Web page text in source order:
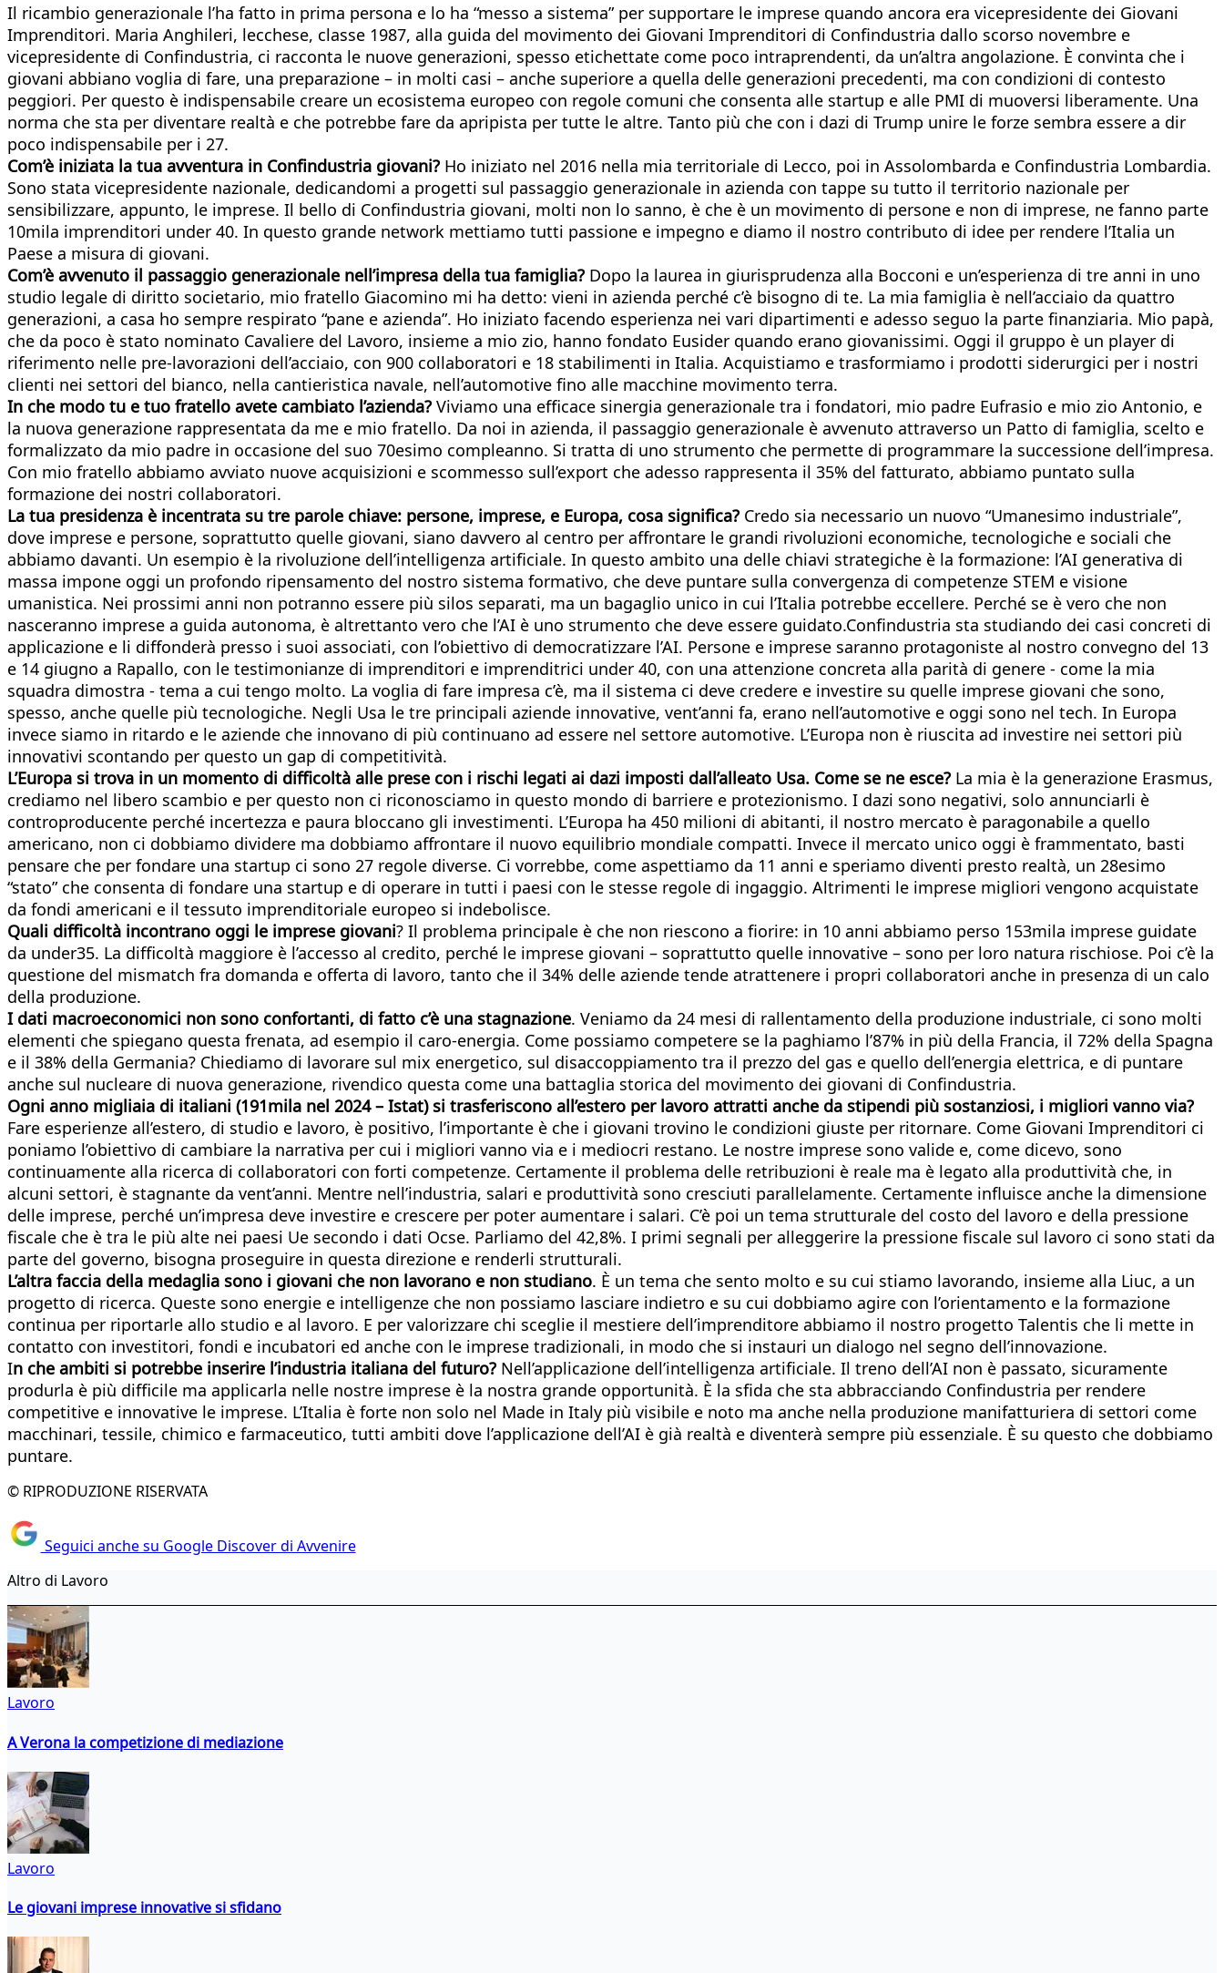
Il ricambio generazionale l’ha fatto in prima persona e lo ha “messo a sistema” per supportare le imprese quando ancora era vicepresidente dei Giovani
Imprenditori. Maria Anghileri, lecchese, classe 1987, alla guida del movimento dei Giovani Imprenditori di Confindustria dallo scorso novembre e
vicepresidente di Confindustria, ci racconta le nuove generazioni, spesso etichettate come poco intraprendenti, da un’altra angolazione. È convinta che i
giovani abbiano voglia di fare, una preparazione – in molti casi – anche superiore a quella delle generazioni precedenti, ma con condizioni di contesto
peggiori. Per questo è indispensabile creare un ecosistema europeo con regole comuni che consenta alle startup e alle PMI di muoversi liberamente. Una
norma che sta per diventare realtà e che potrebbe fare da apripista per tutte le altre. Tanto più che con i dazi di Trump unire le forze sembra essere a dir
poco indispensabile per i 27.
Com’è iniziata la tua avventura in Confindustria giovani? Ho iniziato nel 2016 nella mia territoriale di Lecco, poi in Assolombarda e Confindustria Lombardia.
Sono stata vicepresidente nazionale, dedicandomi a progetti sul passaggio generazionale in azienda con tappe su tutto il territorio nazionale per
sensibilizzare, appunto, le imprese. Il bello di Confindustria giovani, molti non lo sanno, è che è un movimento di persone e non di imprese, ne fanno parte
10mila imprenditori under 40. In questo grande network mettiamo tutti passione e impegno e diamo il nostro contributo di idee per rendere l’Italia un
Paese a misura di giovani.
Com’è avvenuto il passaggio generazionale nell’impresa della tua famiglia? Dopo la laurea in giurisprudenza alla Bocconi e un’esperienza di tre anni in uno
studio legale di diritto societario, mio fratello Giacomino mi ha detto: vieni in azienda perché c’è bisogno di te. La mia famiglia è nell’acciaio da quattro
generazioni, a casa ho sempre respirato “pane e azienda”. Ho iniziato facendo esperienza nei vari dipartimenti e adesso seguo la parte finanziaria. Mio papà,
che da poco è stato nominato Cavaliere del Lavoro, insieme a mio zio, hanno fondato Eusider quando erano giovanissimi. Oggi il gruppo è un player di
riferimento nelle pre-lavorazioni dell’acciaio, con 900 collaboratori e 18 stabilimenti in Italia. Acquistiamo e trasformiamo i prodotti siderurgici per i nostri
clienti nei settori del bianco, nella cantieristica navale, nell’automotive fino alle macchine movimento terra.
In che modo tu e tuo fratello avete cambiato l’azienda? Viviamo una efficace sinergia generazionale tra i fondatori, mio padre Eufrasio e mio zio Antonio, e
la nuova generazione rappresentata da me e mio fratello. Da noi in azienda, il passaggio generazionale è avvenuto attraverso un Patto di famiglia, scelto e
formalizzato da mio padre in occasione del suo 70esimo compleanno. Si tratta di uno strumento che permette di programmare la successione dell’impresa.
Con mio fratello abbiamo avviato nuove acquisizioni e scommesso sull’export che adesso rappresenta il 35% del fatturato, abbiamo puntato sulla
formazione dei nostri collaboratori.
La tua presidenza è incentrata su tre parole chiave: persone, imprese, e Europa, cosa significa? Credo sia necessario un nuovo “Umanesimo industriale”,
dove imprese e persone, soprattutto quelle giovani, siano davvero al centro per affrontare le grandi rivoluzioni economiche, tecnologiche e sociali che
abbiamo davanti. Un esempio è la rivoluzione dell’intelligenza artificiale. In questo ambito una delle chiavi strategiche è la formazione: l’AI generativa di
massa impone oggi un profondo ripensamento del nostro sistema formativo, che deve puntare sulla convergenza di competenze STEM e visione
umanistica. Nei prossimi anni non potranno essere più silos separati, ma un bagaglio unico in cui l’Italia potrebbe eccellere. Perché se è vero che non
nasceranno imprese a guida autonoma, è altrettanto vero che l’AI è uno strumento che deve essere guidato.Confindustria sta studiando dei casi concreti di
applicazione e li diffonderà presso i suoi associati, con l’obiettivo di democratizzare l’AI. Persone e imprese saranno protagoniste al nostro convegno del 13
e 14 giugno a Rapallo, con le testimonianze di imprenditori e imprenditrici under 40, con una attenzione concreta alla parità di genere - come la mia
squadra dimostra - tema a cui tengo molto. La voglia di fare impresa c’è, ma il sistema ci deve credere e investire su quelle imprese giovani che sono,
spesso, anche quelle più tecnologiche. Negli Usa le tre principali aziende innovative, vent’anni fa, erano nell’automotive e oggi sono nel tech. In Europa
invece siamo in ritardo e le aziende che innovano di più continuano ad essere nel settore automotive. L’Europa non è riuscita ad investire nei settori più
innovativi scontando per questo un gap di competitività.
L’Europa si trova in un momento di difficoltà alle prese con i rischi legati ai dazi imposti dall’alleato Usa. Come se ne esce? La mia è la generazione Erasmus,
crediamo nel libero scambio e per questo non ci riconosciamo in questo mondo di barriere e protezionismo. I dazi sono negativi, solo annunciarli è
controproducente perché incertezza e paura bloccano gli investimenti. L’Europa ha 450 milioni di abitanti, il nostro mercato è paragonabile a quello
americano, non ci dobbiamo dividere ma dobbiamo affrontare il nuovo equilibrio mondiale compatti. Invece il mercato unico oggi è frammentato, basti
pensare che per fondare una startup ci sono 27 regole diverse. Ci vorrebbe, come aspettiamo da 11 anni e speriamo diventi presto realtà, un 28esimo
“stato” che consenta di fondare una startup e di operare in tutti i paesi con le stesse regole di ingaggio. Altrimenti le imprese migliori vengono acquistate
da fondi americani e il tessuto imprenditoriale europeo si indebolisce.
Quali difficoltà incontrano oggi le imprese giovani? Il problema principale è che non riescono a fiorire: in 10 anni abbiamo perso 153mila imprese guidate
da under35. La difficoltà maggiore è l’accesso al credito, perché le imprese giovani – soprattutto quelle innovative – sono per loro natura rischiose. Poi c’è la
questione del mismatch fra domanda e offerta di lavoro, tanto che il 34% delle aziende tende atrattenere i propri collaboratori anche in presenza di un calo
della produzione.
I dati macroeconomici non sono confortanti, di fatto c’è una stagnazione. Veniamo da 24 mesi di rallentamento della produzione industriale, ci sono molti
elementi che spiegano questa frenata, ad esempio il caro-energia. Come possiamo competere se la paghiamo l’87% in più della Francia, il 72% della Spagna
e il 38% della Germania? Chiediamo di lavorare sul mix energetico, sul disaccoppiamento tra il prezzo del gas e quello dell’energia elettrica, e di puntare
anche sul nucleare di nuova generazione, rivendico questa come una battaglia storica del movimento dei giovani di Confindustria.
Ogni anno migliaia di italiani (191mila nel 2024 – Istat) si trasferiscono all’estero per lavoro attratti anche da stipendi più sostanziosi, i migliori vanno via?
Fare esperienze all’estero, di studio e lavoro, è positivo, l’importante è che i giovani trovino le condizioni giuste per ritornare. Come Giovani Imprenditori ci
poniamo l’obiettivo di cambiare la narrativa per cui i migliori vanno via e i mediocri restano. Le nostre imprese sono valide e, come dicevo, sono
continuamente alla ricerca di collaboratori con forti competenze. Certamente il problema delle retribuzioni è reale ma è legato alla produttività che, in
alcuni settori, è stagnante da vent’anni. Mentre nell’industria, salari e produttività sono cresciuti parallelamente. Certamente influisce anche la dimensione
delle imprese, perché un’impresa deve investire e crescere per poter aumentare i salari. C’è poi un tema strutturale del costo del lavoro e della pressione
fiscale che è tra le più alte nei paesi Ue secondo i dati Ocse. Parliamo del 42,8%. I primi segnali per alleggerire la pressione fiscale sul lavoro ci sono stati da
parte del governo, bisogna proseguire in questa direzione e renderli strutturali.
L’altra faccia della medaglia sono i giovani che non lavorano e non studiano. È un tema che sento molto e su cui stiamo lavorando, insieme alla Liuc, a un
progetto di ricerca. Queste sono energie e intelligenze che non possiamo lasciare indietro e su cui dobbiamo agire con l’orientamento e la formazione
continua per riportarle allo studio e al lavoro. E per valorizzare chi sceglie il mestiere dell’imprenditore abbiamo il nostro progetto Talentis che li mette in
contatto con investitori, fondi e incubatori ed anche con le imprese tradizionali, in modo che si instauri un dialogo nel segno dell’innovazione.
In che ambiti si potrebbe inserire l’industria italiana del futuro? Nell’applicazione dell’intelligenza artificiale. Il treno dell’AI non è passato, sicuramente
produrla è più difficile ma applicarla nelle nostre imprese è la nostra grande opportunità. È la sfida che sta abbracciando Confindustria per rendere
competitive e innovative le imprese. L’Italia è forte non solo nel Made in Italy più visibile e noto ma anche nella produzione manifatturiera di settori come
macchinari, tessile, chimico e farmaceutico, tutti ambiti dove l’applicazione dell’AI è già realtà e diventerà sempre più essenziale. È su questo che dobbiamo
puntare.
© RIPRODUZIONE RISERVATA
Seguici anche su Google Discover di Avvenire
Altro di Lavoro
Lavoro
A Verona la competizione di mediazione
Lavoro
Le giovani imprese innovative si sfidano